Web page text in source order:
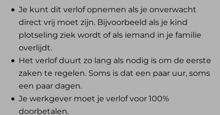
Je kunt dit verlof opnemen als je onverwacht
direct vrij moet zijn. Bijvoorbeeld als je kind
plotseling ziek wordt of als iemand in je familie
overlijdt.
Het verlof duurt zo lang als nodig is om de eerste
zaken te regelen. Soms is dat een paar uur, soms
een paar dagen.
Je werkgever moet je verlof voor 100%
doorbetalen.